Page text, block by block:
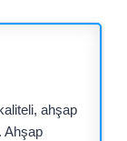
ahşap
Ahşap